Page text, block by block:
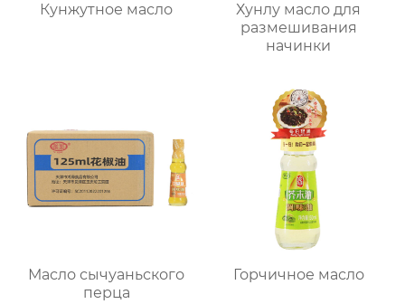
Кунжутное масло
Хунлу масло для
размешивания
начинки
Масло сычуаньского
перца
Горчичное масло